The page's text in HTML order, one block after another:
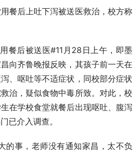
餐后上吐下泻被送医救治，校方称
餐后被送医#11月28日上午，即墨
向齐鲁晚报反映，其孩子前一天在
、呕吐等不适症状，同校部分症状
治，疑似食物中毒所致。对此，校
在学校食堂就餐后出现呕吐、腹泻
已介入调查。
的事，老师没有通知家昌，太不负